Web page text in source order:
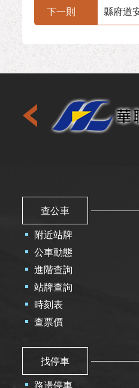
下一則
查公車
附近站牌
公車動態
進階查詢
站牌查詢
時刻表
查票價
找停車
路邊停車